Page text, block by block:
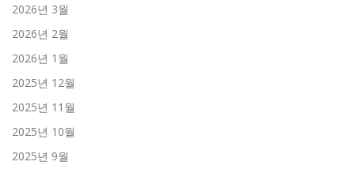
2026년 3월
2026년 2월
2026년 1월
2025년 12월
2025년 11월
2025년 10월
2025년 9월